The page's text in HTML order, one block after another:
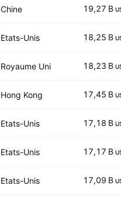
Chine 19,27 B
Etats-Unis 18,25 B
Royaume Uni 18,23 B
Hong Kong 17,45 B
Etats-Unis 17,18 B
Etats-Unis 17,17 B
Etats-Unis 17,09 B